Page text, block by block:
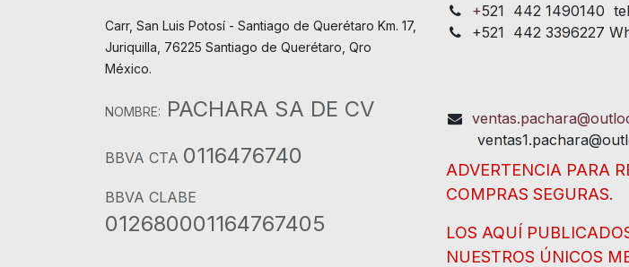
Carr, San Luis Potosí - Santiago de Querétaro Km. 17,
Juriquilla, 76225 Santiago de Querétaro, Qro
México.
NOMBRE: PACHARA SA DE CV
BBVA CTA 0116476740
BBVA CLABE
012680001164767405
+521 442 1490140
+521 442 3396227
ADVERTENCIA PARA
COMPRAS SEGURAS.
LOS AQUÍ
NUESTROS ÚNICOS